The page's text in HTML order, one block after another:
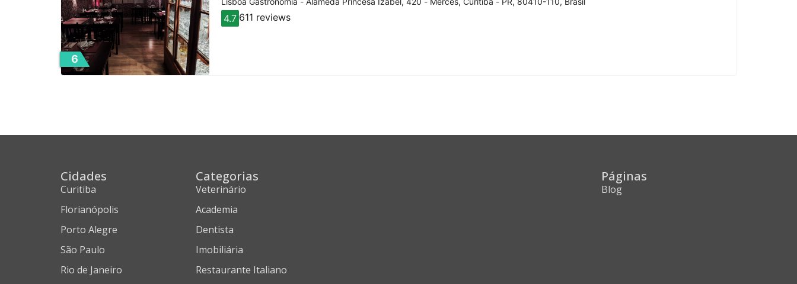
6
4.7 611 reviews
Cidades
Curitiba
Florianópolis
Porto Alegre
São Paulo
Rio de Janeiro
Categorias
Veterinário
Academia
Dentista
Imobiliária
Restaurante Italiano
Páginas
Blog